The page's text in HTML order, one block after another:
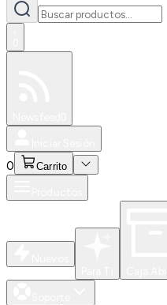
0 Carrito